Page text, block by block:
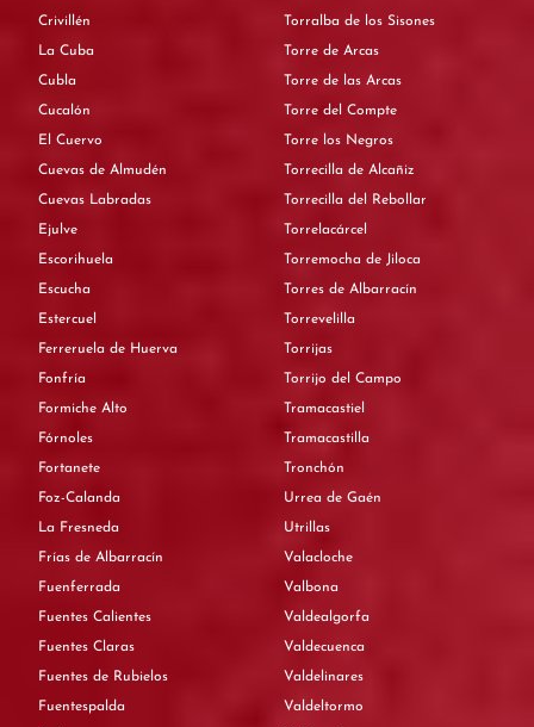
Crivillén
La Cuba
Cubla
Cucalón
El Cuervo
Cuevas de Almudén
Cuevas Labradas
Ejulve
Escorihuela
Escucha
Estercuel
Ferreruela de Huerva
Fonfría
Formiche Alto
Fórnoles
Fortanete
Foz-Calanda
La Fresneda
Frías de Albarracín
Fuenferrada
Fuentes Calientes
Fuentes Claras
Fuentes de Rubielos
Fuentespalda
Torralba de los Sisones
Torre de Arcas
Torre de las Arcas
Torre del Compte
Torre los Negros
Torrecilla de Alcañiz
Torrecilla del Rebollar
Torrelacárcel
Torremocha de Jiloca
Torres de Albarracín
Torrevelilla
Torrijas
Torrijo del Campo
Tramacastiel
Tramacastilla
Tronchón
Urrea de Gaén
Utrillas
Valacloche
Valbona
Valdealgorfa
Valdecuenca
Valdelinares
Valdeltormo